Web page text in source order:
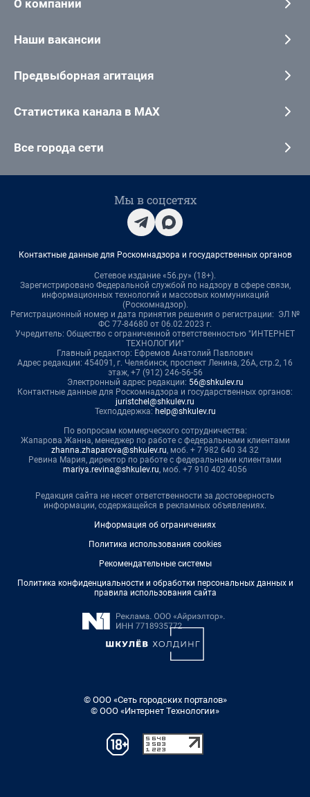
О компании
Наши вакансии
Предвыборная агитация
Статистика канала в MAX
Все города сети
Мы в соцсетях
Контактные данные для Роскомнадзора и государственных органов
Сетевое издание «56.ру» (18+).
Зарегистрировано Федеральной службой по надзору в сфере связи,
информационных технологий и массовых коммуникаций
(Роскомнадзор).
Регистрационный номер и дата принятия решения о регистрации: ЭЛ №
ФС 77-84680 от 06.02.2023 г.
Учредитель: Общество с ограниченной ответственностью "ИНТЕРНЕТ
ТЕХНОЛОГИИ"
Главный редактор: Ефремов Анатолий Павлович
Адрес редакции: 454091, г. Челябинск, проспект Ленина, 26А, стр.2, 16
этаж, +7 (912) 246-56-56
Электронный адрес редакции: 56@shkulev.ru
Контактные данные для Роскомнадзора и государственных органов:
juristchel@shkulev.ru
Техподдержка: help@shkulev.ru
По вопросам коммерческого сотрудничества:
Жапарова Жанна, менеджер по работе с федеральными клиентами
zhanna.zhaparova@shkulev.ru, моб. + 7 982 640 34 32
Ревина Мария, директор по работе с федеральными клиентами
mariya.revina@shkulev.ru, моб. +7 910 402 4056
Редакция сайта не несет ответственности за достоверность
информации, содержащейся в рекламных объявлениях.
Информация об ограничениях
Политика использования cookies
Рекомендательные системы
Политика конфиденциальности и обработки персональных данных и
правила использования сайта
© ООО «Сеть городских порталов»
© ООО «Интернет Технологии»